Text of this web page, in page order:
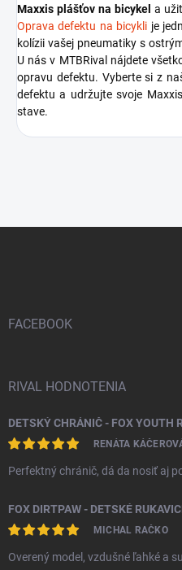
Maxxis plášťov na bicykel a
Oprava defektu na bicykli je
kolízii vašej pneumatiky s
U nás v MTBRival nájdete
opravu defektu. Vyberte si z
defektu a udržujte svoje
stave.
FACEBOOK
RIVAL HODNOTENIA
RENÁTA
Perfektný chránič, dá da nosiť aj
FOX DIRTPAW - DETSKÉ
MICHAL RAČKO
Overený model, vzdušné ľahké a